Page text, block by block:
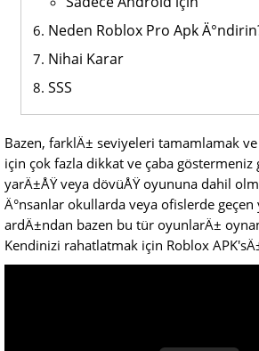
Neden Roblox Pro Apk
Nihai Karar
SSS
Bazen, farklÄ± seviyeleri tamamlamak
için çok fazla dikkat ve çaba
yarÄ±ÅŸ veya dövüÅŸ oyununa dahil
Ä°nsanlar okullarda veya ofislerde
ardÄ±ndan bazen bu tür oyunlarÄ±
Kendinizi rahatlatmak için Roblox